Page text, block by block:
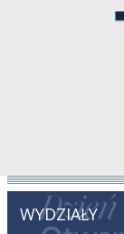
WYDZIAŁY